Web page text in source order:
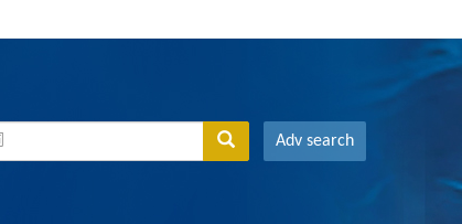
Adv search